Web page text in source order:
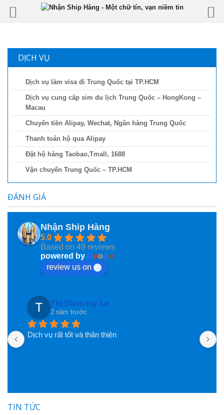
DỊCH VỤ
Dịch vụ làm visa đi Trung Quốc tại TP.HCM
Dịch vụ cung cấp sim du lịch Trung Quốc – HongKong –
Macau
Chuyển tiền Alipay, Wechat, Ngân hàng Trung Quốc
Thanh toán hộ qua Alipay
Đặt hộ hàng Taobao,Tmall, 1688
Vận chuyển Trung Quốc – TP.HCM
ĐÁNH GIÁ
Nhận Ship Hàng
5.0
Based on 49 reviews
powered by Goog e
review us on
Thi Diem my Le
2 năm trước
Dịch vụ rất tốt và thân thiện
TIN TỨC